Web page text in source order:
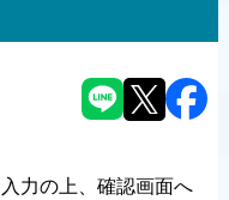
力の上、確認画面へ